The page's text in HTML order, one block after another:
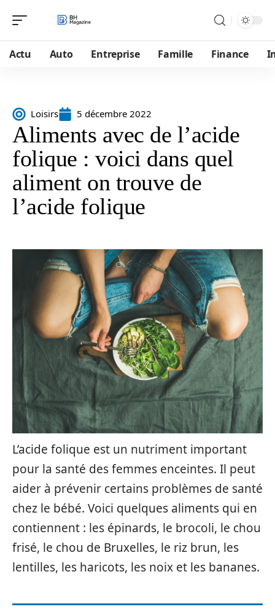
Actu Auto Entreprise Famille Finance
Loisirs 5 décembre 2022
Aliments avec de l’acide
folique : voici dans quel
aliment on trouve de
l’acide folique
L’acide folique est un nutriment important
pour la santé des femmes enceintes. Il peut
aider à prévenir certains problèmes de santé
chez le bébé. Voici quelques aliments qui en
contiennent : les épinards, le brocoli, le chou
frisé, le chou de Bruxelles, le riz brun, les
lentilles, les haricots, les noix et les bananes.